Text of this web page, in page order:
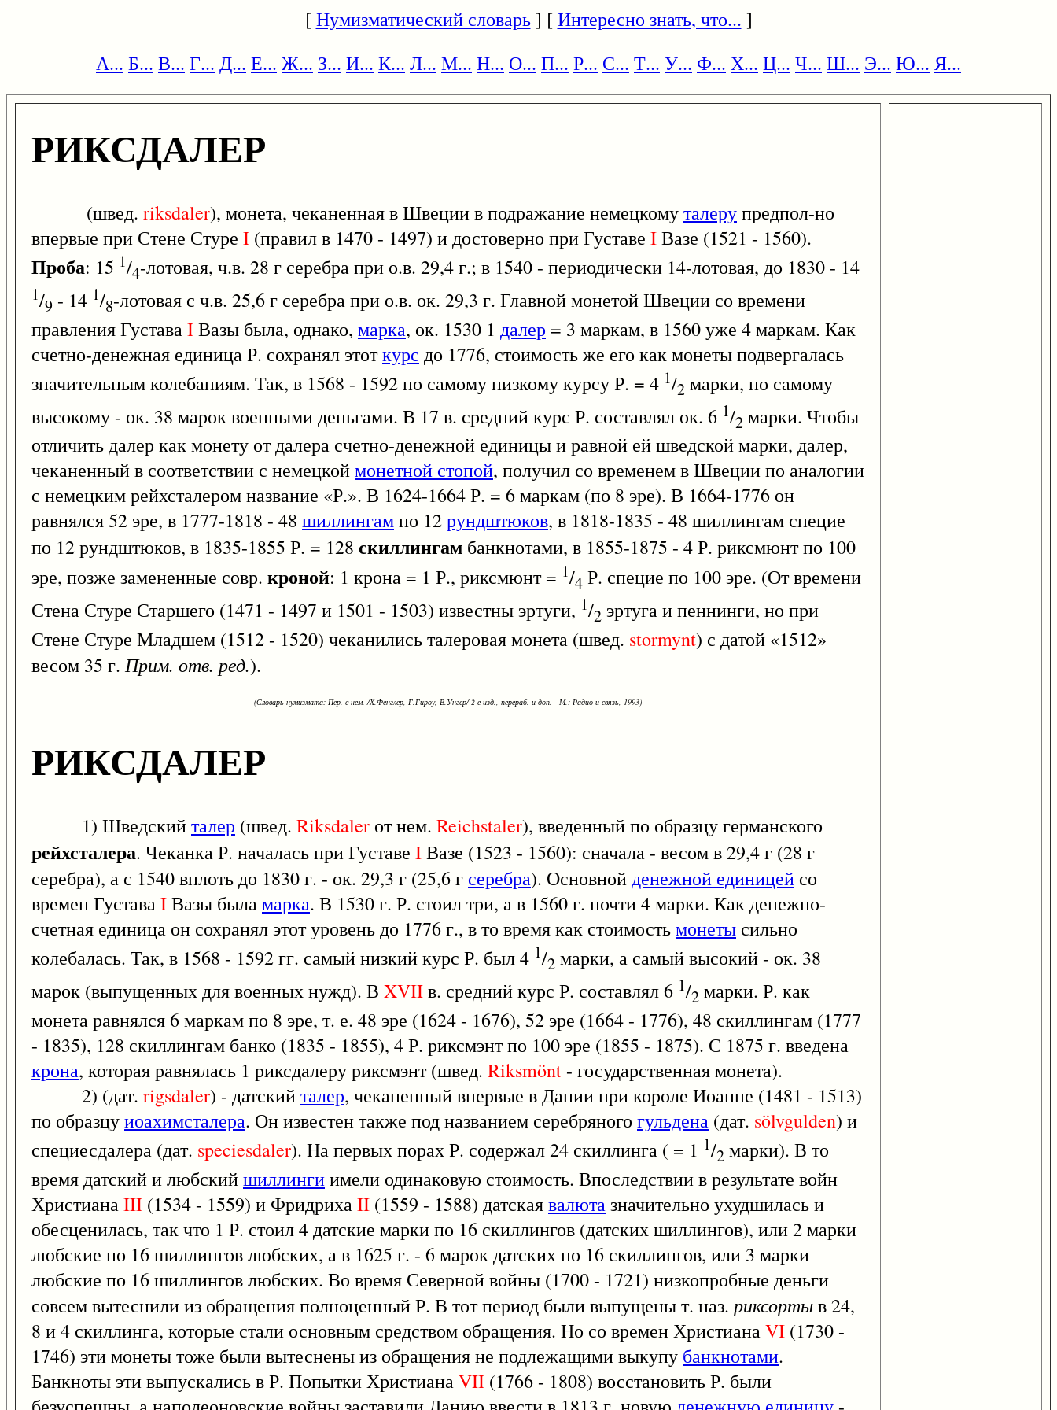
[Нумизматический словарь] [Интересно знать, что... ]
А... Б... В... Г... Д... Е... Ж... З... И... К... Л... М... Н... О... П... Р... С... Т... У... Ф... Х... Ц... Ч... Ш... Э... Ю... Я...
РИКСДАЛЕР
(швед. riksdaler), монета, чеканенная в Швеции в подражание немецкомуталерупредпол-но
впервые при Стене Стуре I (правил в 1470 - 1497) и достоверно при Густаве IВазе (1521 - 1560).
Проба: 15 1/4-лотовая, ч.в. 28 г серебра при о.в. 29,4 г.; в 1540 - периодически 14-лотовая, до 1830 - 14
1/9 - 14 1/8-лотовая с ч.в. 25,6 г серебра при о.в. ок. 29,3 г. Главной монетой Швеции со времени
правления ГуставаIВазы была, однако, марка, ок. 1530 1 далер = 3 маркам, в 1560 уже 4 маркам. Как
счетно-денежная единица Р. сохранял этоткурс до 1776, стоимость же его как монеты подвергалась
значительным колебаниям. Так, в 1568 - 1592 по самому низкому курсу Р. = 4 1/2 марки, по самому
высокому - ок. 38 марок военными деньгами. В 17 в. средний курс Р. составлял ок. 6 1/2 марки. Чтобы
отличить далер как монету от далера счетно-денежной единицы и равной ей шведской марки, далер,
чеканенный в соответствии с немецкоймонетной стопой, получил со временем в Швеции по аналогии
с немецким рейхсталером название «Р.». В 1624-1664 Р. = 6 маркам (по 8 эре). В 1664-1776 он
равнялся 52 эре, в 1777-1818 - 48 шиллингампо 12рундштюков, в 1818-1835 - 48 шиллингам специе
по 12 рундштюков, в 1835-1855 Р. = 128 скиллингам банкнотами, в 1855-1875 - 4 Р. риксмюнт по 100
эре, позже замененные совр. кроной: 1 крона = 1 Р., риксмюнт = 1/4 Р. специе по 100 эре. (От времени
Стена Стуре Старшего (1471 - 1497 и 1501 - 1503) известны эртуги, 1/2 эртуга и пеннинги, но при
Стене Стуре Младшем (1512 - 1520) чеканились талеровая монета (швед. stormynt) с датой «1512»
весом 35 г. Прим. отв. ред.).
(Словарь нумизмата: Пер. с нем. /Х.Фенглер, Г.Гироу, В.Унгер/ 2-е изд., перераб. и доп. - М.: Радио и связь, 1993)
РИКСДАЛЕР
1) Шведскийталер (швед. Riksdaler от нем. Reichstaler), введенный по образцу германского
рейхсталера. Чеканка Р. началась при Густаве IВазе (1523 - 1560): сначала - весом в 29,4 г (28 г
серебра), а с 1540 вплоть до 1830 г. - ок. 29,3 г (25,6 г серебра). Основнойденежной единицей со
времен ГуставаIВазы быламарка. В 1530 г. Р. стоил три, а в 1560 г. почти 4 марки. Как денежно-
счетная единица он сохранял этот уровень до 1776 г., в то время как стоимостьмонеты сильно
колебалась. Так, в 1568 - 1592 гг. самый низкий курс Р. был 4 1/2 марки, а самый высокий - ок. 38
марок (выпущенных для военных нужд). В XVIIв. средний курс Р. составлял 6 1/2 марки. Р. как
монета равнялся 6 маркам по 8 эре, т. е. 48 эре (1624 - 1676), 52 эре (1664 - 1776), 48 скиллингам (1777
- 1835), 128 скиллингам банко (1835 - 1855), 4 Р. риксмэнт по 100 эре (1855 - 1875). С 1875 г. введена
крона, которая равнялась 1 риксдалеру риксмэнт (швед. Riksmönt - государственная монета).
2) (дат. rigsdaler) - датскийталер, чеканенный впервые в Дании при короле Иоанне (1481 - 1513)
по образцуиоахимсталера. Он известен также под названием серебряного гульдена (дат. sölvgulden) и
специесдалера (дат. speciesdaler). На первых порах Р. содержал 24 скиллинга ( = 1 1/2 марки). В то
время датский и любскийшиллингиимели одинаковую стоимость. Впоследствии в результате войн
ХристианаIII (1534 - 1559) и ФридрихаII (1559 - 1588) датскаявалютазначительно ухудшилась и
обесценилась, так что 1 Р. стоил 4 датские марки по 16 скиллингов (датских шиллингов), или 2 марки
любские по 16 шиллингов любских, а в 1625 г. - 6 марок датских по 16 скиллингов, или 3 марки
любские по 16 шиллингов любских. Во время Северной войны (1700 - 1721) низкопробные деньги
совсем вытеснили из обращения полноценный Р. В тот период были выпущены т. наз. риксортыв 24,
8 и 4 скиллинга, которые стали основным средством обращения. Но со времен ХристианаVI (1730 -
1746) эти монеты тоже были вытеснены из обращения не подлежащими выкупу банкнотами.
Банкноты эти выпускались в Р. Попытки ХристианаVII (1766 - 1808) восстановить Р. были